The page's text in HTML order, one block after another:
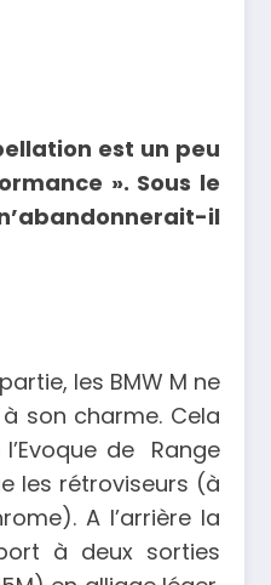
est un peu
». Sous le
il
les BMW M ne
son charme. Cela
de Range
les rétroviseurs (à
A l’arrière la
à deux sorties